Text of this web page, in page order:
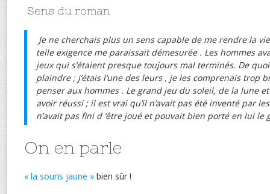
Sens du roman
Je ne cherchais plus un sens capable de me rendre la
telle exigence me paraissait démesurée . Les hommes
jeux qui s’étaient presque toujours mal terminés. De
plaindre ; j’étais l’une des leurs , je les comprenais trop
penser aux hommes . Le grand jeu du soleil, de la lune
avoir réussi ; il est vrai qu’il n’avait pas été inventé par
n’avait pas fini d ‘être joué et pouvait bien porté en lui le
On en parle
« la souris jaune » bien sûr !